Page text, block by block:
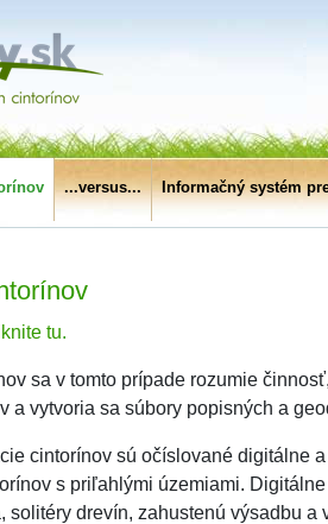
...versus... Informačný systém
tu.
sa v tomto prípade rozumie
a vytvoria sa súbory popisných a
cintorínov sú očíslované digitálne
s priľahlými územiami.
solitéry drevín, zahustenú výsadbu